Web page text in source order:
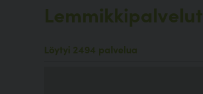
Lemmikkipalvelut
Löytyi 2494 palvelua